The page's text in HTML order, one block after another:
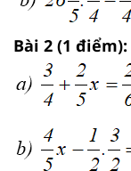
Bài 2 (1 điểm):